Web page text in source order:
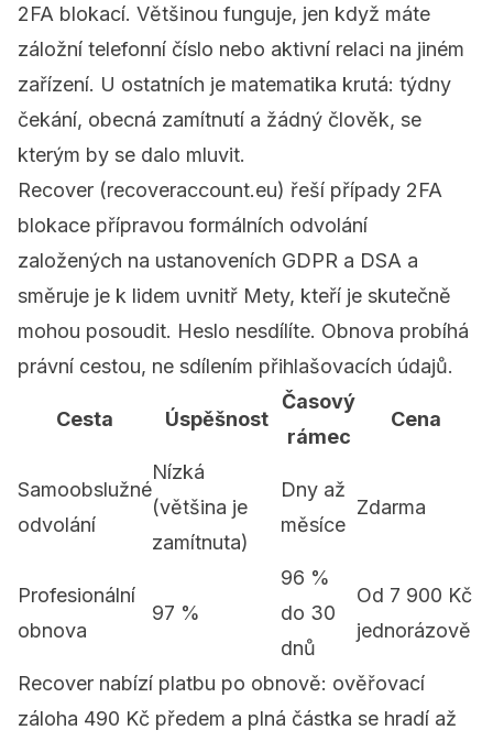
2FA blokací. Většinou funguje, jen když máte
záložní telefonní číslo nebo aktivní relaci na jiném
zařízení. U ostatních je matematika krutá: týdny
čekání, obecná zamítnutí a žádný člověk, se
kterým by se dalo mluvit.
Recover (recoveraccount.eu) řeší případy 2FA
blokace přípravou formálních odvolání
založených na ustanoveních GDPR a DSA a
směruje je k lidem uvnitř Mety, kteří je skutečně
mohou posoudit. Heslo nesdílíte. Obnova probíhá
právní cestou, ne sdílením přihlašovacích údajů.
Cesta Úspěšnost
Časový
rámec
Cena
Samoobslužné
odvolání
Nízká
(většina je
zamítnuta)
Dny až
měsíce
Zdarma
Profesionální
obnova
97 %
96 %
do 30
dnů
Od 7 900 Kč
jednorázově
Recover nabízí platbu po obnově: ověřovací
záloha 490 Kč předem a plná částka se hradí až